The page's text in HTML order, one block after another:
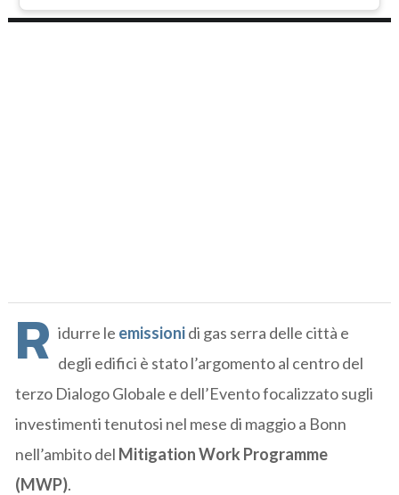
R idurre le emissionidi gas serra delle città e
degli edifici è stato l’argomento al centro del
terzo Dialogo Globale e dell’Evento focalizzato sugli
investimenti tenutosi nel mese di maggio a Bonn
nell’ambito del Mitigation Work Programme
(MWP).